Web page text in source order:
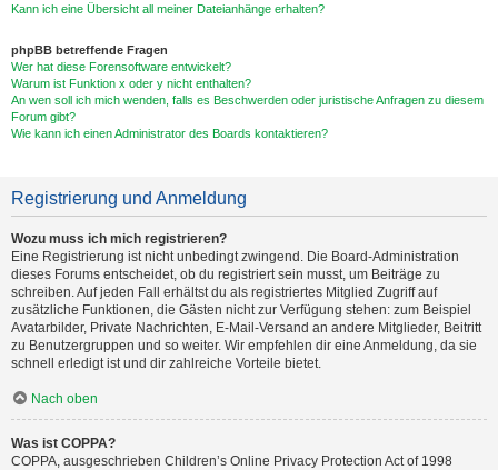
Kann ich eine Übersicht all meiner Dateianhänge erhalten?
phpBB betreffende Fragen
Wer hat diese Forensoftware entwickelt?
Warum ist Funktion x oder y nicht enthalten?
An wen soll ich mich wenden, falls es Beschwerden oder juristische Anfragen zu diesem
Forum gibt?
Wie kann ich einen Administrator des Boards kontaktieren?
Registrierung und Anmeldung
Wozu muss ich mich registrieren?
Eine Registrierung ist nicht unbedingt zwingend. Die Board-Administration
dieses Forums entscheidet, ob du registriert sein musst, um Beiträge zu
schreiben. Auf jeden Fall erhältst du als registriertes Mitglied Zugriff auf
zusätzliche Funktionen, die Gästen nicht zur Verfügung stehen: zum Beispiel
Avatarbilder, Private Nachrichten, E-Mail-Versand an andere Mitglieder, Beitritt
zu Benutzergruppen und so weiter. Wir empfehlen dir eine Anmeldung, da sie
schnell erledigt ist und dir zahlreiche Vorteile bietet.
Nach oben
Was ist COPPA?
COPPA, ausgeschrieben Children’s Online Privacy Protection Act of 1998